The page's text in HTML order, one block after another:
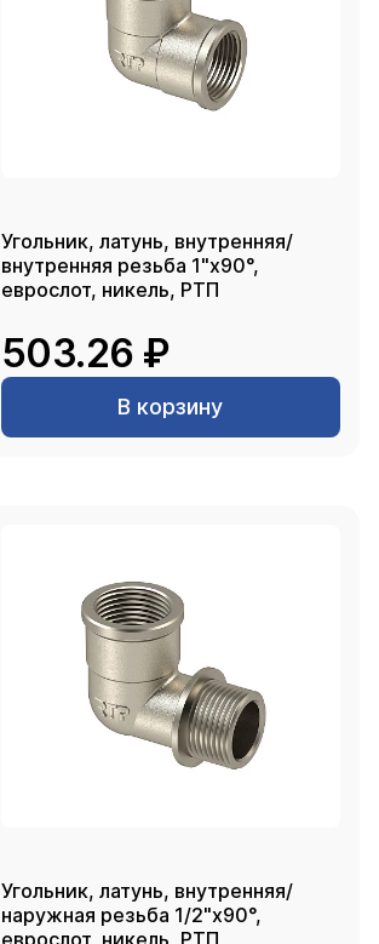
Угольник, латунь, внутренняя/
внутренняя резьба 1"х90°,
еврослот, никель, РТП
503.26 ₽
В корзину
Угольник, латунь, внутренняя/
наружная резьба 1/2"х90°,
еврослот, никель, РТП